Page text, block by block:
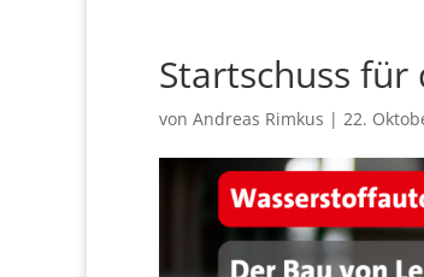
Startschuss
von Andreas Rimkus | 22.